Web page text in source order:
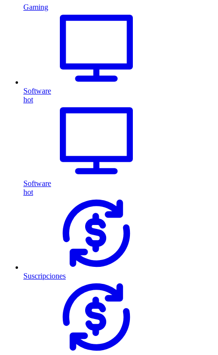
Gaming
Software
hot
Software
hot
Suscripciones